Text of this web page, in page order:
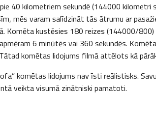
40 kilometriem sekundē (144000 kilometri
mēs varam salīdzināt tās ātrumu ar
Komēta kustēsies 180 reizes (144000/800)
6 minūtēs vai 360 sekundēs.
komētas lidojums filmā attēlots kā
komētas lidojums nav īsti reālistisks.
veikta visumā zinātniski pamatoti.